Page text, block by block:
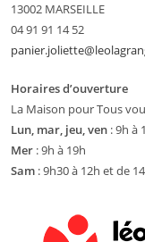
13002 MARSEILLE
04 91 91 14 52
Horaires d’ouverture
La Maison pour Tous
Lun, mar, jeu, ven : 9h à
Mer : 9h à 19h
Sam : 9h30 à 12h et de